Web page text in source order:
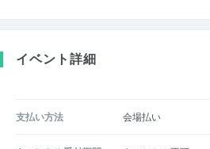
イベント詳細
支払い方法 会場払い